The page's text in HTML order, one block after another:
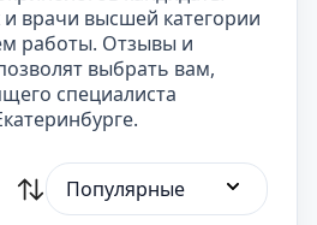
врачи высшей категории
работы. Отзывы и
выбрать вам,
специалиста
Популярные